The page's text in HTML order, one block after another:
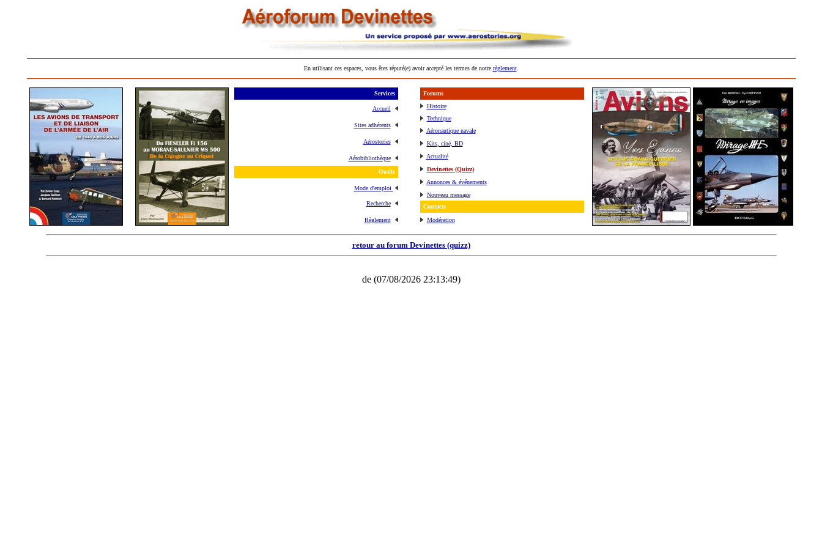
En utilisant ces espaces, vous êtes réputé(e) avoir accepté les termes de notre règlement.
Services
Accueil
Sites adhérents
Aérostories
Aérobibliothèque
Outils
Mode d'emploi
Recherche
Règlement
Forums
Histoire
Technique
Aéronautique navale
Kits, ciné, BD
Actualité
Devinettes (Quizz)
Annonces & événements
Nouveau message
Contacts
Modération
retour au forum Devinettes (quizz)
de (07/08/2026 23:13:49)